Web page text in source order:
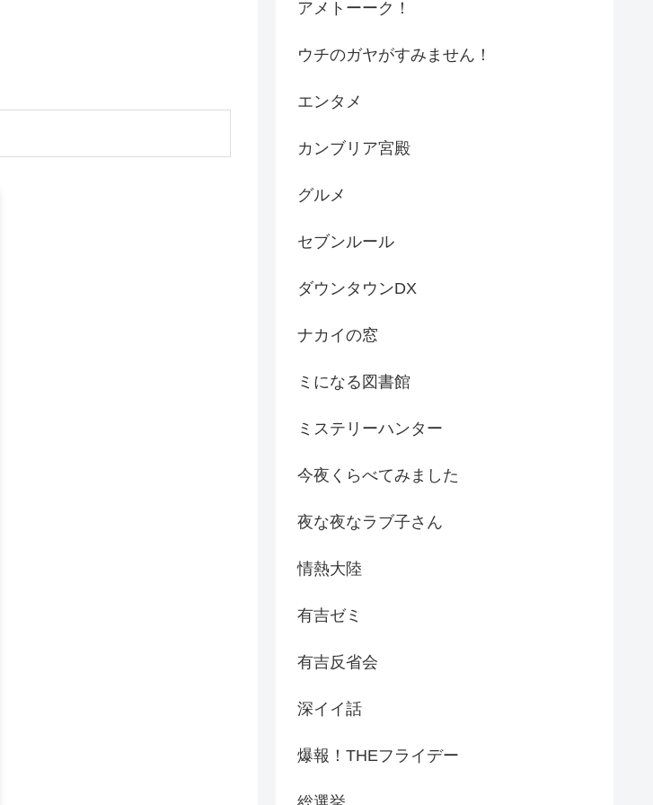
アメトーーク！
ウチのガヤがすみません！
エンタメ
カンブリア宮殿
グルメ
セブンルール
ダウンタウンDX
ナカイの窓
ミになる図書館
ミステリーハンター
今夜くらべてみました
夜な夜なラブ子さん
情熱大陸
有吉ゼミ
有吉反省会
深イイ話
爆報！THEフライデー